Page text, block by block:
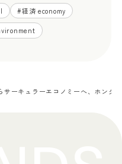
#経済 economy
サーキュラーエコノミーへ、ホンダ